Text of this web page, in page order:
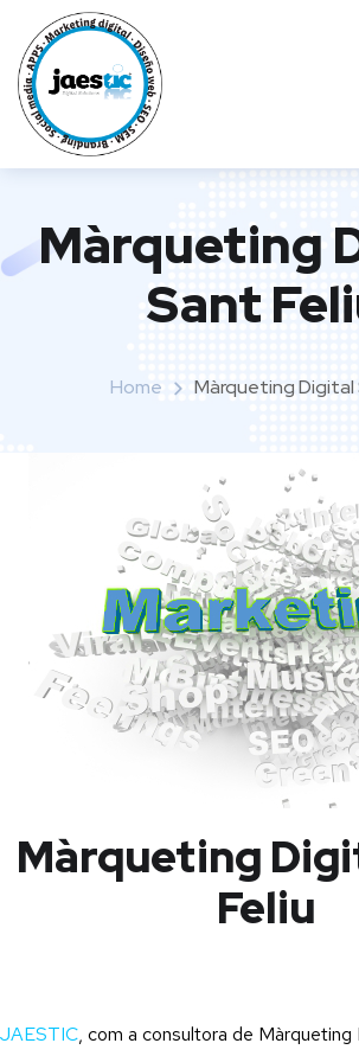
Màrqueting
Sant
Home Màrqueting Digital
Màrqueting
Feliu
JAESTIC, com a consultora de Màrqueting